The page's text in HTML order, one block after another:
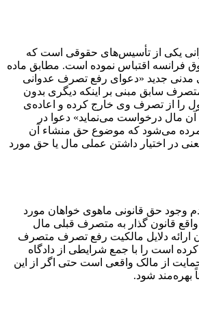
یکی از تأسیس‌های حقوقی است که
فرانسه اقتباس نموده است. مطابق ماده
مدنی جدید «دعوای رفع تصرف عدوانی
سابق مبنی بر اینکه دیگری بدون
را از تصرف وی خارج کرده و اعاده‌ی
مال درخواست می‌نماید» دعوا در
می‌شود که موضوع حق منشاء آن
در اختیار داشتن عملی مال یا حق مورد
وجود حق قانونی ماهوی خواهان مورد
قانون گذار به متصرف قبلی مال
ارائه دلایل مالکیت رفع تصرف متصرف
است را با جمع شرایطی از دادگاه
از مالک واقعی است حتی اگر از این
بهره‌مند شود.